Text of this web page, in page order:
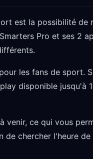
est la possibilité de
Pro et ses 2
les fans de sport.
disponible jusqu'à
venir, ce qui vous
de chercher l'heure